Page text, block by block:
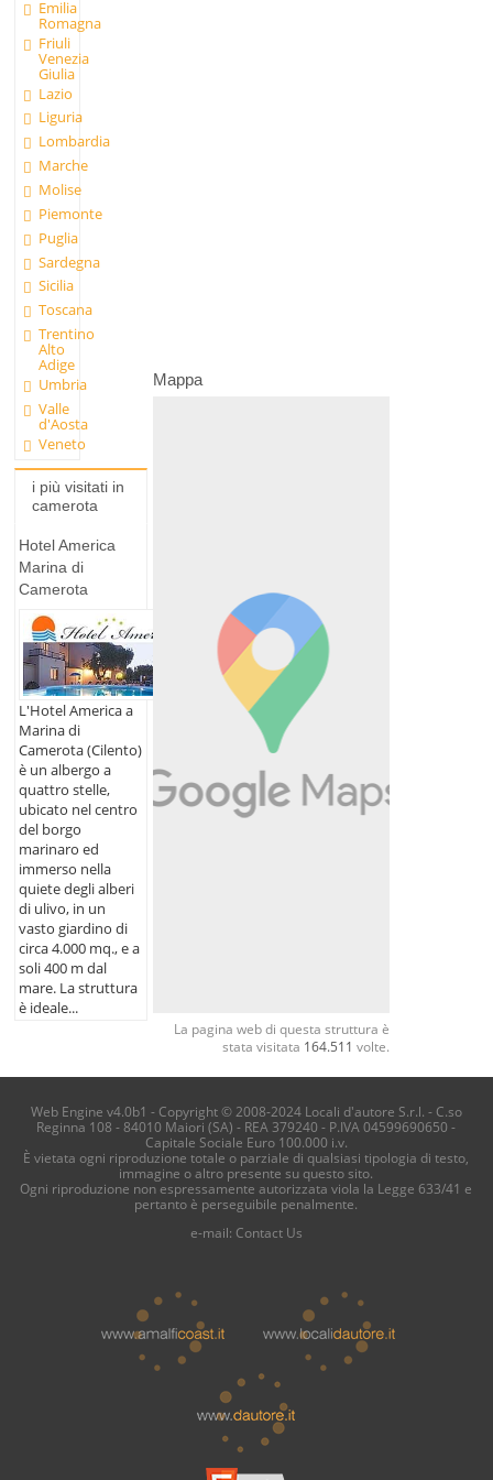
Emilia
Romagna
Friuli
Venezia
Giulia
Lazio
Liguria
Lombardia
Marche
Molise
Piemonte
Puglia
Sardegna
Sicilia
Toscana
Trentino
Alto
Adige
Umbria
Valle
d'Aosta
Veneto
i più visitati in
camerota
Hotel America
Marina di
Camerota
L'Hotel America a
Marina di
Camerota (Cilento)
è un albergo a
quattro stelle,
ubicato nel centro
del borgo
marinaro ed
immerso nella
quiete degli alberi
di ulivo, in un
vasto giardino di
circa 4.000 mq., e a
soli 400 m dal
mare. La struttura
è ideale...
Mappa
La pagina web di questa struttura è
stata visitata 164.511 volte.
Web Engine v4.0b1 - Copyright © 2008-2024 Locali d'autore S.r.l. - C.so
Reginna 108 - 84010 Maiori (SA) - REA 379240 - P.IVA 04599690650 -
Capitale Sociale Euro 100.000 i.v.
È vietata ogni riproduzione totale o parziale di qualsiasi tipologia di testo,
immagine o altro presente su questo sito.
Ogni riproduzione non espressamente autorizzata viola la Legge 633/41 e
pertanto è perseguibile penalmente.
e-mail: Contact Us